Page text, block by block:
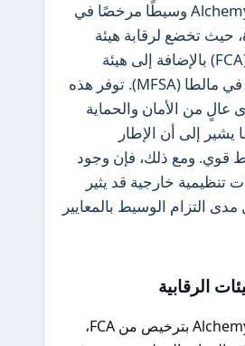
تعتبر Alchemy Markets وسيطًا مرخصًا في
حيث تخضع لرقابة هيئة
السلوك المالي (FCA) بالإضافة إلى هيئة
الخدمات المالية في مالطا (MFSA). توفر هذه
عالٍ من الأمان والحماية
يشير إلى أن الإطار
قوي. ومع ذلك، فإن وجود
خارجية قد يثير
التزام الوسيط بالمعايير
الرقابية
تتمتع Alchemy Markets بترخيص من FCA،